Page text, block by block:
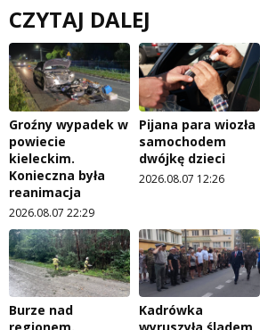
CZYTAJ DALEJ
Groźny wypadek w
powiecie
kieleckim.
Konieczna była
reanimacja
2026.08.07 22:29
Pijana para wiozła
samochodem
dwójkę dzieci
2026.08.07 12:26
Burze nad
Kadrówka